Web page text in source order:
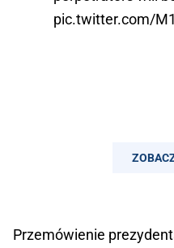
pic.twitter.com/
Przemówienie